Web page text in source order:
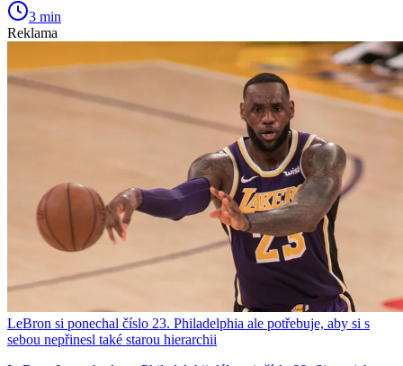
3 min
Reklama
LeBron si ponechal číslo 23. Philadelphia ale potřebuje, aby si s
sebou nepřinesl také starou hierarchii